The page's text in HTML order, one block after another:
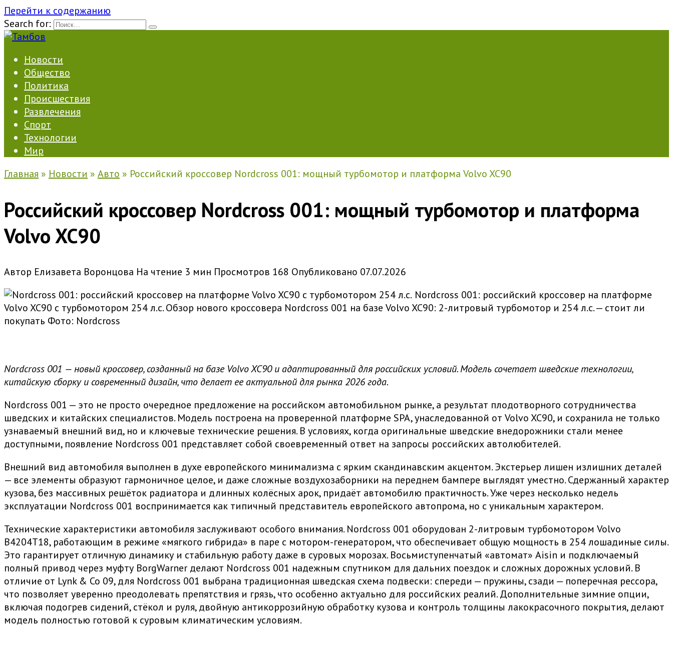
Перейти к содержанию
Search for:
Новости
Общество
Политика
Происшествия
Развлечения
Спорт
Технологии
Мир
Главная » Новости » Авто » Российский кроссовер Nordcross 001: мощный турбомотор и платформа Volvo XC90
Российский кроссовер Nordcross 001: мощный турбомотор и платформа
Volvo XC90
Автор Елизавета Воронцова На чтение 3 мин Просмотров 168 Опубликовано 07.07.2026
Nordcross 001: российский кроссовер на платформе
Volvo XC90 с турбомотором 254 л.с. Обзор нового кроссовера Nordcross 001 на базе Volvo XC90: 2-литровый турбомотор и 254 л.с. — стоит ли
покупать Фото: Nordcross
Nordcross 001 — новый кроссовер, созданный на базе Volvo XC90 и адаптированный для российских условий. Модель сочетает шведские технологии,
китайскую сборку и современный дизайн, что делает ее актуальной для рынка 2026 года.
Nordcross 001 — это не просто очередное предложение на российском автомобильном рынке, а результат плодотворного сотрудничества
шведских и китайских специалистов. Модель построена на проверенной платформе SPA, унаследованной от Volvo XC90, и сохранила не только
узнаваемый внешний вид, но и ключевые технические решения. В условиях, когда оригинальные шведские внедорожники стали менее
доступными, появление Nordcross 001 представляет собой своевременный ответ на запросы российских автолюбителей.
Внешний вид автомобиля выполнен в духе европейского минимализма с ярким скандинавским акцентом. Экстерьер лишен излишних деталей
— все элементы образуют гармоничное целое, и даже сложные воздухозаборники на переднем бампере выглядят уместно. Сдержанный характер
кузова, без массивных решёток радиатора и длинных колёсных арок, придаёт автомобилю практичность. Уже через несколько недель
эксплуатации Nordcross 001 воспринимается как типичный представитель европейского автопрома, но с уникальным характером.
Технические характеристики автомобиля заслуживают особого внимания. Nordcross 001 оборудован 2-литровым турбомотором Volvo
B4204T18, работающим в режиме «мягкого гибрида» в паре с мотором-генератором, что обеспечивает общую мощность в 254 лошадиные силы.
Это гарантирует отличную динамику и стабильную работу даже в суровых морозах. Восьмиступенчатый «автомат» Aisin и подключаемый
полный привод через муфту BorgWarner делают Nordcross 001 надежным спутником для дальних поездок и сложных дорожных условий. В
отличие от Lynk & Co 09, для Nordcross 001 выбрана традиционная шведская схема подвески: спереди — пружины, сзади — поперечная рессора,
что позволяет уверенно преодолевать препятствия и грязь, что особенно актуально для российских реалий. Дополнительные зимние опции,
включая подогрев сидений, стёкол и руля, двойную антикоррозийную обработку кузова и контроль толщины лакокрасочного покрытия, делают
модель полностью готовой к суровым климатическим условиям.